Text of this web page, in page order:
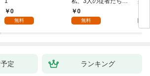
0
無料
抱かれて困ってます 第
1話
0
無料
定 ランキング